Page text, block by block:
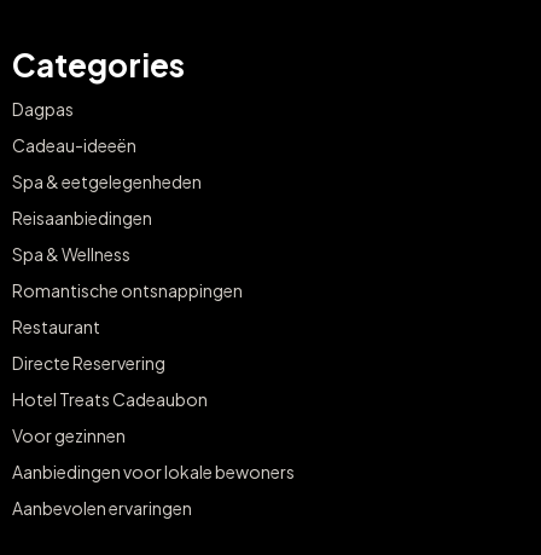
Categories
Dagpas
Cadeau-ideeën
Spa & eetgelegenheden
Reisaanbiedingen
Spa & Wellness
Romantische ontsnappingen
Restaurant
Directe Reservering
Hotel Treats Cadeaubon
Voor gezinnen
Aanbiedingen voor lokale bewoners
Aanbevolen ervaringen